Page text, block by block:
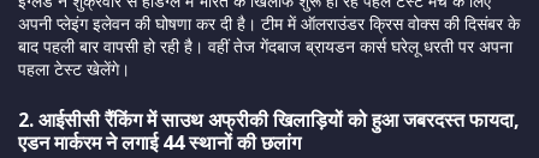
अपनी प्लेइंग इलेवन की घोषणा कर दी है। टीम में ऑलराउंडर क्रिस वोक्स की दिसंबर के
बाद पहली बार वापसी हो रही है। वहीं तेज गेंदबाज ब्रायडन कार्स घरेलू धरती पर अपना
पहला टेस्ट खेलेंगे।
2. आईसीसी रैंकिंग में साउथ अफ्रीकी खिलाड़ियों को हुआ जबरदस्त फायदा,
एडन मार्करम ने लगाई 44 स्थानों की छलांग